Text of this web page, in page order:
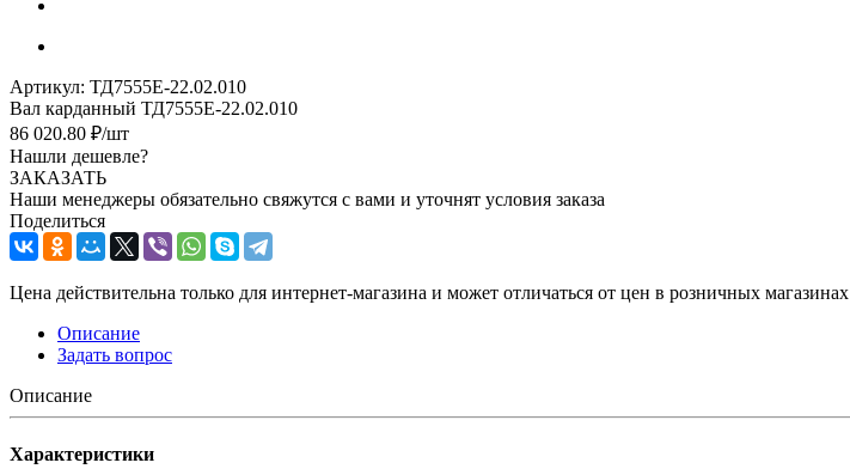
Артикул: ТД7555Е-22.02.010
Вал карданный ТД7555Е-22.02.010
86 020.80 ₽/шт
Нашли дешевле?
ЗАКАЗАТЬ
Наши менеджеры обязательно свяжутся с вами и уточнят условия заказа
Поделиться
Цена действительна только для интернет-магазина и может отличаться от цен в розничных магазинах
Описание
Задать вопрос
Описание
Характеристики